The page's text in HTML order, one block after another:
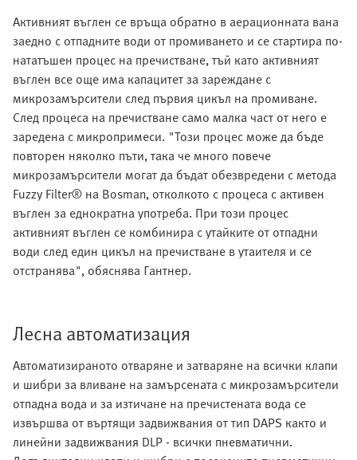
Активният въглен се връща обратно в аерационната вана
заедно с отпадните води от промиването и се стартира по-
нататъшен процес на пречистване, тъй като активният
въглен все още има капацитет за зареждане с
микрозамърсители след първия цикъл на промиване.
След процеса на пречистване само малка част от него е
заредена с микропримеси. "Този процес може да бъде
повторен няколко пъти, така че много повече
микрозамърсители могат да бъдат обезвредени с метода
Fuzzy Filter® на Bosman, отколкото с процеса с активен
въглен за еднократна употреба. При този процес
активният въглен се комбинира с утайките от отпадни
води след един цикъл на пречистване в утаителя и се
отстранява", обяснява Гантнер.
Лесна автоматизация
Автоматизираното отваряне и затваряне на всички клапи
и шибри за вливане на замърсената с микрозамърсители
отпадна вода и за изтичане на пречистената вода се
извършва от въртящи задвижвания от тип DAPS както и
линейни задвижвания DLP - всички пневматични.